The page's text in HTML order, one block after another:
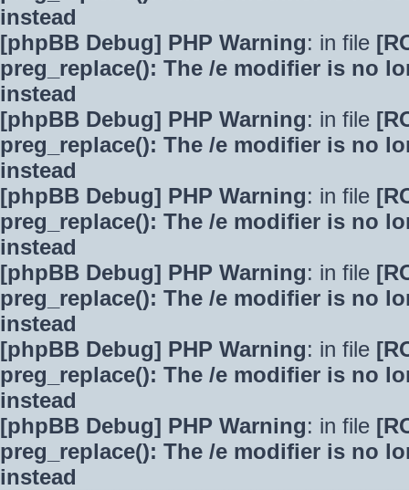
instead
[phpBB Debug] PHP Warning: in file
preg_replace(): The /e modifier is no
instead
[phpBB Debug] PHP Warning: in file
preg_replace(): The /e modifier is no
instead
[phpBB Debug] PHP Warning: in file
preg_replace(): The /e modifier is no
instead
[phpBB Debug] PHP Warning: in file
preg_replace(): The /e modifier is no
instead
[phpBB Debug] PHP Warning: in file
preg_replace(): The /e modifier is no
instead
[phpBB Debug] PHP Warning: in file
preg_replace(): The /e modifier is no
instead